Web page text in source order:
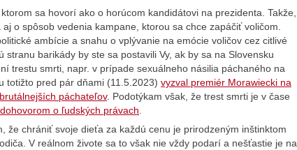
sa hovorí ako o horúcom kandidátovi na prezidenta. Takže,
o spôsob vedenia kampane, ktorou sa chce zapáčiť voličom.
ambície a snahu o vplývanie na emócie voličov cez citlivé
stranu barikády by ste sa postavili Vy, ak by sa na Slovensku
trestu smrti, napr. v prípade sexuálneho násilia páchaného na
totižto pred pár dňami (11.5.2023) vyzval premiér Morawiecki na
páchateľov. Podotýkam však, že trest smrti je v čase
o ľudských právach
že chrániť svoje dieťa za každú cenu je prirodzeným inštinktom
V reálnom živote sa to však nie vždy podarí a nešťastie je na